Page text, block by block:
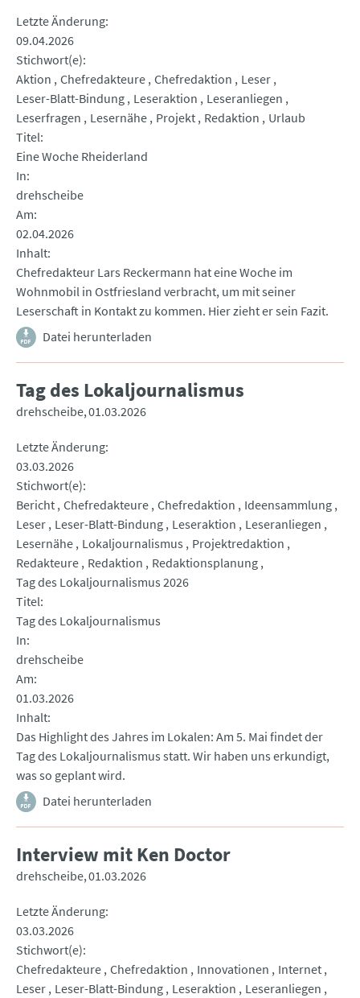
Letzte Änderung
09.04.2026
Stichwort(e)
Aktion Chefredakteure Chefredaktion
Leser
Leser-Blatt-Bindung Leseraktion
Leseranliegen
Leserfragen
Lesernähe Projekt Redaktion
Urlaub
Titel
Eine Woche Rheiderland
In
drehscheibe
Am
02.04.2026
Inhalt
Chefredakteur Lars Reckermann hat eine Woche im
Wohnmobil in Ostfriesland verbracht, um mit seiner
Leserschaft in Kontakt zu kommen. Hier zieht er sein Fazit.
Datei herunterladen
Tag des Lokaljournalismus
drehscheibe 01.03.2026
Letzte Änderung
03.03.2026
Stichwort(e)
Bericht Chefredakteure Chefredaktion
Ideensammlung
Leser Leser-Blatt-Bindung Leseraktion
Leseranliegen
Lesernähe Lokaljournalismus
Projektredaktion
Redakteure Redaktion
Redaktionsplanung
Tag des Lokaljournalismus 2026
Titel
Tag des Lokaljournalismus
In
drehscheibe
Am
01.03.2026
Inhalt
Das Highlight des Jahres im Lokalen: Am 5. Mai findet der
Tag des Lokaljournalismus statt. Wir haben uns erkundigt,
was so geplant wird.
Datei herunterladen
Interview mit Ken Doctor
drehscheibe 01.03.2026
Letzte Änderung
03.03.2026
Stichwort(e)
Chefredakteure Chefredaktion Innovationen
Internet
Leser Leser-Blatt-Bindung Leseraktion Leseranliegen